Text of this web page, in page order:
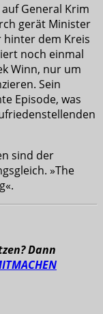
General Krim
gerät Minister
hinter dem Kreis
noch einmal
Winn, nur um
Sein
Episode, was
sind der
»The
Dann